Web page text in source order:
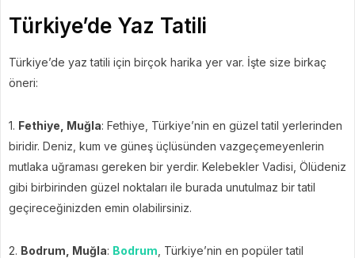
Türkiye’de Yaz Tatili
Türkiye’de yaz tatili için birçok harika yer var. İşte size birkaç
öneri:
1. Fethiye, Muğla: Fethiye, Türkiye’nin en güzel tatil yerlerinden
biridir. Deniz, kum ve güneş üçlüsünden vazgeçemeyenlerin
mutlaka uğraması gereken bir yerdir. Kelebekler Vadisi, Ölüdeniz
gibi birbirinden güzel noktaları ile burada unutulmaz bir tatil
geçireceğinizden emin olabilirsiniz.
2. Bodrum, Muğla: Bodrum , Türkiye’nin en popüler tatil